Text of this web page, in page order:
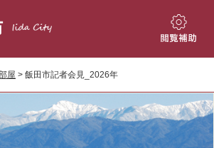
閲
屋 > 飯田市記者会見_2026年